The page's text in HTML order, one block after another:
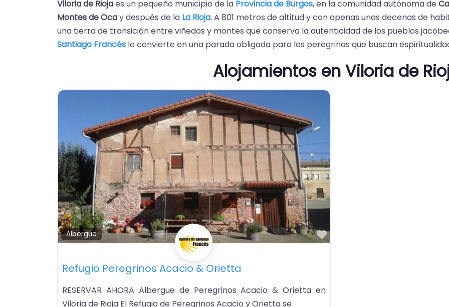
Viloria de Riojaes un pequeño municipio de la Provincia de Burgos, en la comunidad autónoma de
Montes de Ocay después de la La Rioja. A 801 metros de altitud y con apenas unas decenas de
una tierra de transición entre viñedos y montes que conserva la autenticidad de los pueblos
Santiago Francés lo convierte en una parada obligada para los peregrinos que buscan
Alojamientos en Viloria de
Albergue Favorito
Refugio Peregrinos Acacio & Orietta
RESERVAR AHORA Albergue de Peregrinos Acacio & Orietta en
Viloria de Rioja El Refugio de Peregrinos Acacio y Orietta se